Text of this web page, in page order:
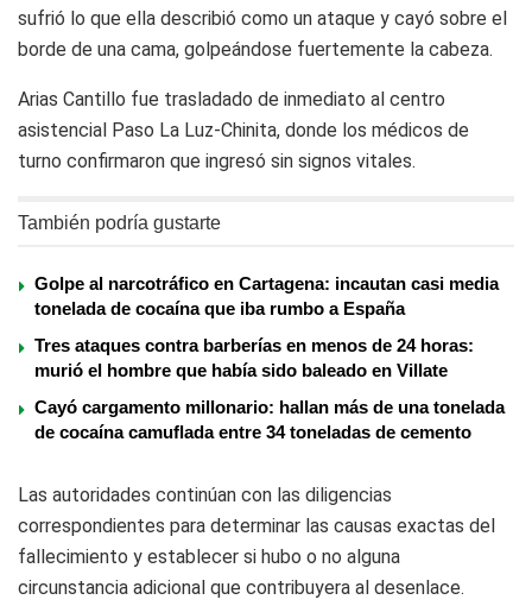
sufrió lo que ella describió como un ataque y cayó sobre el
borde de una cama, golpeándose fuertemente la cabeza.
Arias Cantillo fue trasladado de inmediato al centro
asistencial Paso La Luz-Chinita, donde los médicos de
turno confirmaron que ingresó sin signos vitales.
También podría gustarte
Golpe al narcotráfico en Cartagena: incautan casi media
tonelada de cocaína que iba rumbo a España
Tres ataques contra barberías en menos de 24 horas:
murió el hombre que había sido baleado en Villate
Cayó cargamento millonario: hallan más de una tonelada
de cocaína camuflada entre 34 toneladas de cemento
Las autoridades continúan con las diligencias
correspondientes para determinar las causas exactas del
fallecimiento y establecer si hubo o no alguna
circunstancia adicional que contribuyera al desenlace.